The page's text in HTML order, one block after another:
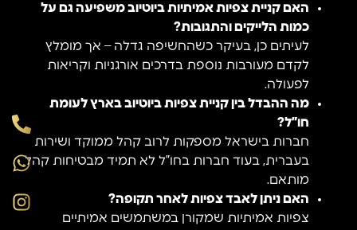
האם קניית צפיות אמיתיות ביוטיוב משפיעה גם על
כמות הלייקים והתגובות?
לעיתים כן, בעיקר כשהחשיפה גדלה – אך מומלץ
לקדם מעורבות נוספת בדרכים אורגניות וקריאות
לפעולה.
מה ההבדל בין קניית צפיות ביוטיוב בארץ לעומת
חו”ל?
חברות בישראל מספקות לרוב קהל ממוקד ושירות
בעברית, בעוד חברות בחו”ל לא תמיד מבטיחות קהל
מותאם.
האם ניתן לאבד צפיות לאחר תקופה?
צפיות אמיתיות שמקורן במשתמשים אמיתיים